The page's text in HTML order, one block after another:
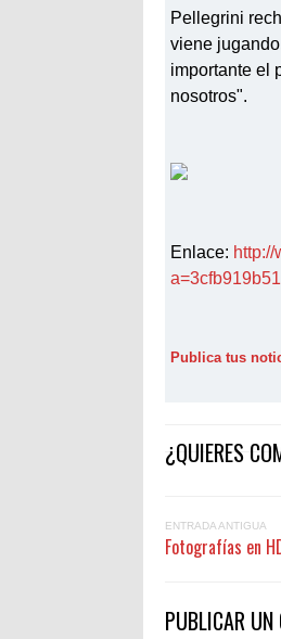
Pellegrini
viene
importante el
nosotros".
Enlace:
Publica tus
¿QUIERES
ENTRADA ANTIGUA
Fotografías en
PUBLICAR UN